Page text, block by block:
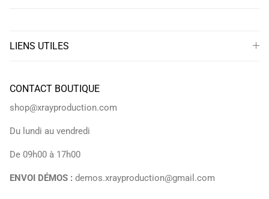
LIENS UTILES
CONTACT BOUTIQUE
shop@xrayproduction.com
Du lundi au vendredi
De 09h00 à 17h00
ENVOI DÉMOS : demos.xrayproduction@gmail.com